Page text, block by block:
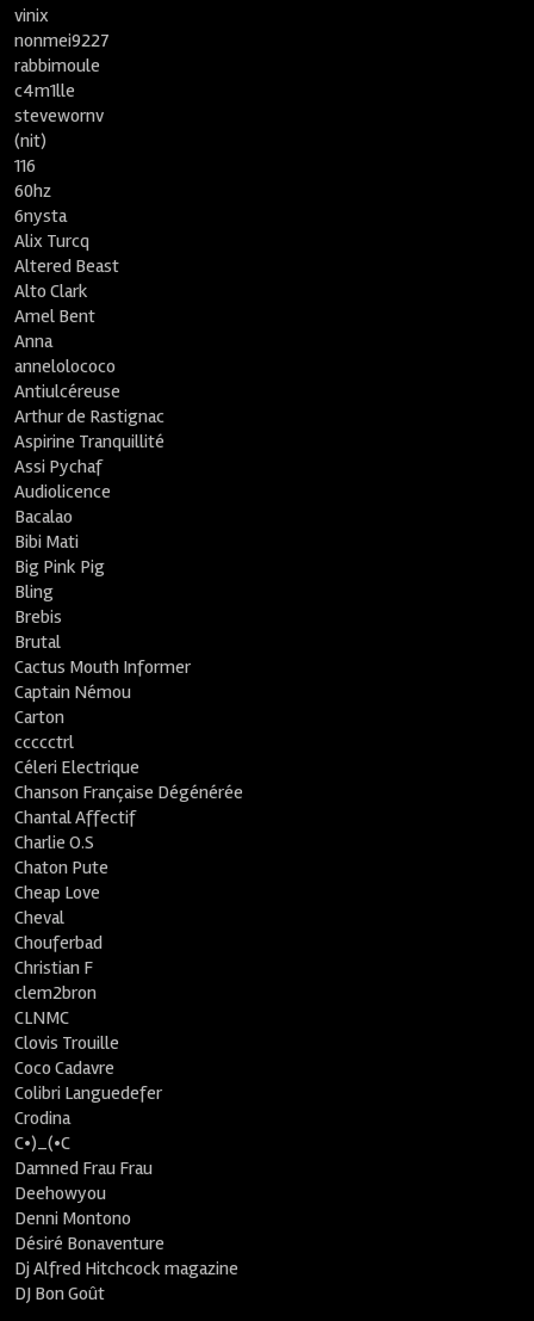
vinix
nonmei9227
rabbimoule
c4m1lle
stevewornv
(nit)
116
60hz
6nysta
Alix Turcq
Altered Beast
Alto Clark
Amel Bent
Anna
annelolococo
Antiulcéreuse
Arthur de Rastignac
Aspirine Tranquillité
Assi Pychaf
Audiolicence
Bacalao
Bibi Mati
Big Pink Pig
Bling
Brebis
Brutal
Cactus Mouth Informer
Captain Némou
Carton
ccccctrl
Céleri Electrique
Chanson Française Dégénérée
Chantal Affectif
Charlie O.S
Chaton Pute
Cheap Love
Cheval
Chouferbad
Christian F
clem2bron
CLNMC
Clovis Trouille
Coco Cadavre
Colibri Languedefer
Crodina
C•)_(•C
Damned Frau Frau
Deehowyou
Denni Montono
Désiré Bonaventure
Dj Alfred Hitchcock magazine
DJ Bon Goût